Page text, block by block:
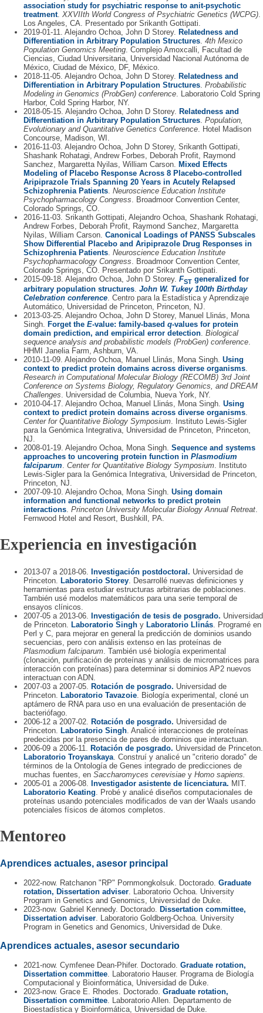
association study for psychiatric response to anit-psychotic
treatment. XXVIIth World Congress of Psychiatric Genetics (WCPG)
Los Angeles, CA. Presentado por Srikanth Gottipati.
2019-01-11. Alejandro Ochoa, John D Storey. Relatedness and
Differentiation in Arbitrary Population Structures 4th Mexico
Population Genomics Meeting . Complejo Amoxcalli, Facultad de
Ciencias, Ciudad Universitaria, Universidad Nacional Autónoma de
México, Ciudad de México, DF, México.
2018-11-05. Alejandro Ochoa, John D Storey. Relatedness and
Differentiation in Arbitrary Population Structures Probabilistic
Modeling in Genomics (ProbGen) conference . Laboratorio Cold Spring
Harbor, Cold Spring Harbor, NY.
2018-05-15. Alejandro Ochoa, John D Storey. Relatedness and
Differentiation in Arbitrary Population Structures Population,
Evolutionary and Quantitative Genetics Conference . Hotel Madison
Concourse, Madison, WI.
2016-11-03. Alejandro Ochoa, John D Storey, Srikanth Gottipati,
Shashank Rohatagi, Andrew Forbes, Deborah Profit, Raymond
Sanchez, Margaretta Nyilas, William Carson. Mixed Effects
Modeling of Placebo Response Across 8 Placebo-controlled
Aripiprazole Trials Spanning 20 Years in Acutely Relapsed
Schizophrenia Patients Neuroscience Education Institute
Psychopharmacology Congress . Broadmoor Convention Center,
Colorado Springs, CO.
2016-11-03. Srikanth Gottipati, Alejandro Ochoa, Shashank Rohatagi,
Andrew Forbes, Deborah Profit, Raymond Sanchez, Margaretta
Nyilas, William Carson. Canonical Loadings of PANSS Subscales
Show Differential Placebo and Aripiprazole Drug Responses in
Schizophrenia Patients Neuroscience Education Institute
Psychopharmacology Congress . Broadmoor Convention Center,
Colorado Springs, CO. Presentado por Srikanth Gottipati.
2015-09-18. Alejandro Ochoa, John D Storey. FST generalized for
arbitrary population structures. John W. Tukey 100th Birthday
Celebration conference. Centro para la Estadística y Aprendizaje
Automático, Universidad de Princeton, Princeton, NJ.
2013-03-25. Alejandro Ochoa, John D Storey, Manuel Llinás, Mona
Singh. Forget the E-value: family-based q-values for protein
domain prediction, and empirical error detection. Biological
sequence analysis and probabilistic models (ProbGen) conference.
HHMI Janelia Farm, Ashburn, VA.
2010-11-09. Alejandro Ochoa, Manuel Llinás, Mona Singh. Using
context to predict protein domains across diverse organisms.
Research in Computational Molecular Biology (RECOMB) 3rd Joint
Conference on Systems Biology, Regulatory Genomics, and DREAM
Challenges. Universidad de Columbia, Nueva York, NY.
2010-04-17. Alejandro Ochoa, Manuel Llinás, Mona Singh. Using
context to predict protein domains across diverse organisms.
Center for Quantitative Biology Symposium. Instituto Lewis-Sigler
para la Genómica Integrativa, Universidad de Princeton, Princeton,
NJ.
2008-01-19. Alejandro Ochoa, Mona Singh. Sequence and systems
approaches to uncovering protein function in Plasmodium
falciparum. Center for Quantitative Biology Symposium. Instituto
Lewis-Sigler para la Genómica Integrativa, Universidad de Princeton,
Princeton, NJ.
2007-09-10. Alejandro Ochoa, Mona Singh. Using domain
information and functional networks to predict protein
interactions. Princeton University Molecular Biology Annual Retreat.
Fernwood Hotel and Resort, Bushkill, PA.
Experiencia en investigación
2013-07 a 2018-06. Investigación postdoctoral. Universidad de
Princeton. Laboratorio Storey . Desarrollé nuevas definiciones y
herramientas para estudiar estructuras arbitrarias de poblaciones.
También usé modelos matemáticos para una serie temporal de
ensayos clínicos.
2007-05 a 2013-06. Investigación de tesis de posgrado. Universidad
de Princeton. Laboratorio Singh y Laboratorio Llinás . Programé en
Perl y C, para mejorar en general la predicción de dominios usando
secuencias, pero con análisis extenso en las proteínas de
Plasmodium falciparum . También usé biología experimental
(clonación, purificación de proteínas y análisis de micromatrices para
interacción con proteínas) para determinar si dominios AP2 nuevos
interactuan con ADN.
2007-03 a 2007-05. Rotación de posgrado. Universidad de
Princeton. Laboratorio Tavazoie . Biología experimental, cloné un
aptámero de RNA para uso en una evaluación de presentación de
bacteriófago.
2006-12 a 2007-02. Rotación de posgrado. Universidad de
Princeton. Laboratorio Singh . Analicé interacciones de proteínas
predecidas por la presencia de pares de dominios que interactuan.
2006-09 a 2006-11. Rotación de posgrado. Universidad de Princeton.
Laboratorio Troyanskaya . Construí y analicé un "criterio dorado" de
términos de la Ontología de Genes integrado de predicciones de
muchas fuentes, en Saccharomyces cerevisiae y Homo sapiens.
2005-01 a 2006-08. Investigador asistente de licenciatura. MIT.
Laboratorio Keating . Probé y analicé diseños computacionales de
proteínas usando potenciales modificados de van der Waals usando
potenciales físicos de átomos completos.
Mentoreo
Aprendices actuales, asesor principal
2022-now. Ratchanon "RP" Pornmongkolsuk. Doctorado. Graduate
rotation, Dissertation adviser . Laboratorio Ochoa. University
Program in Genetics and Genomics, Universidad de Duke.
2023-now. Gabriel Kennedy. Doctorado.
Dissertation committee,
Dissertation adviser . Laboratorio Goldberg-Ochoa. University
Program in Genetics and Genomics, Universidad de Duke.
Aprendices actuales, asesor secundario
2021-now. Cymfenee Dean-Phifer. Doctorado. Graduate rotation,
Dissertation committee . Laboratorio Hauser. Programa de Biología
Computacional y Bioinformática, Universidad de Duke.
2023-now. Grace E. Rhodes. Doctorado. Graduate rotation,
Dissertation committee . Laboratorio Allen. Departamento de
Bioestadística y Bioinformática, Universidad de Duke.